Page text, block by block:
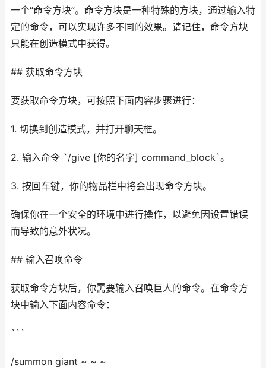
一个“命令方块”。命令方块是一种特殊的方块，通过输入特
定的命令，可以实现许多不同的效果。请记住，命令方块
只能在创造模式中获得。
## 获取命令方块
要获取命令方块，可按照下面内容步骤进行：
1. 切换到创造模式，并打开聊天框。
2. 输入命令 `/give [你的名字] command_block`。
3. 按回车键，你的物品栏中将会出现命令方块。
确保你在一个安全的环境中进行操作，以避免因设置错误
而导致的意外状况。
## 输入召唤命令
获取命令方块后，你需要输入召唤巨人的命令。在命令方
块中输入下面内容命令：
```
/summon giant ~ ~ ~